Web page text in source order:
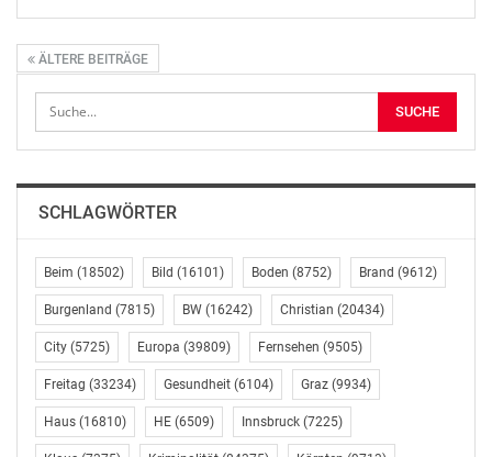
ÄLTERE BEITRÄGE
SCHLAGWÖRTER
Beim (18502) Bild (16101) Boden (8752) Brand (9612)
Burgenland (7815) BW (16242) Christian (20434)
City (5725) Europa (39809) Fernsehen (9505)
Freitag (33234) Gesundheit (6104) Graz (9934)
Haus (16810) HE (6509) Innsbruck (7225)